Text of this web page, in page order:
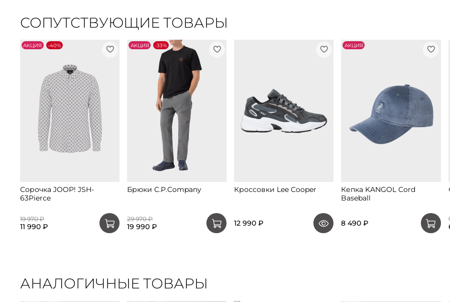
СОПУТСТВУЮЩИЕ ТОВАРЫ
АKЦИЯ -40%
Сорочка JOOP! JSH-
63Pierce
19 970 ₽
11 990 ₽
АKЦИЯ -33%
Брюки C.P.Company
29 970 ₽
19 990 ₽
Кроссовки Lee Cooper
12 990 ₽
АKЦИЯ
Кепка KANGOL Cord
Baseball
8 490 ₽
АНАЛОГИЧНЫЕ ТОВАРЫ